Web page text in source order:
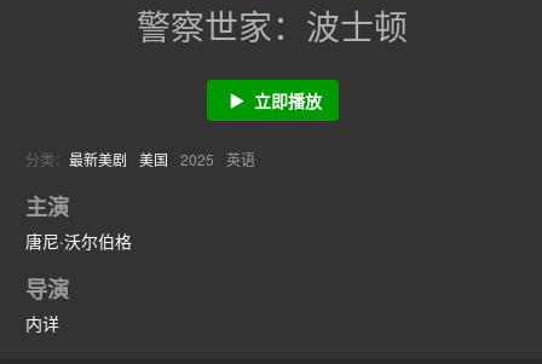
警察世家：波士顿
立即播放
分类： 最新美剧 美国 2025 英语
主演
唐尼·沃尔伯格
导演
内详